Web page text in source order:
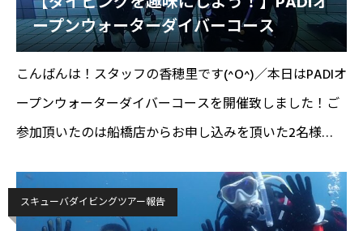
ープンウォーターダイバーコース
こんばんは！スタッフの香穂里です(^O^)／本日はPADIオ
ープンウォーターダイバーコースを開催致しました！ご
参加頂いたのは船橋店からお申し込みを頂いた2名様
ダイビングスクール担当スタッフ：
スキューバダイビングツアー報告